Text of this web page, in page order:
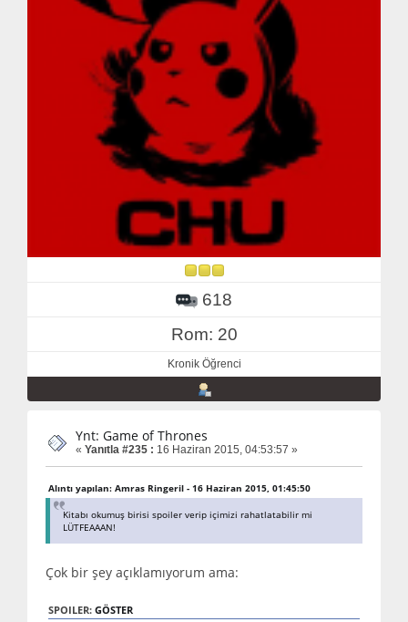
618
Rom: 20
Kronik Öğrenci
Ynt: Game of Thrones
« Yanıtla #235 : 16 Haziran 2015, 04:53:57 »
Alıntı yapılan: Amras Ringeril - 16 Haziran 2015, 01:45:50
Kitabı okumuş birisi spoiler verip içimizi rahatlatabilir mi
LÜTFEAAAN!
Çok bir şey açıklamıyorum ama:
SPOILER: GÖSTER